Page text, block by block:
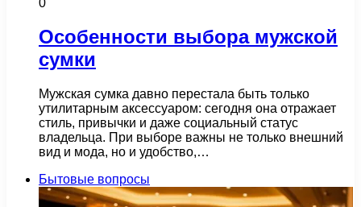
Особенности выбора мужской
сумки
Мужская сумка давно перестала быть только
утилитарным аксессуаром: сегодня она отражает
стиль, привычки и даже социальный статус
владельца. При выборе важны не только внешний
вид и мода, но и удобство,…
Бытовые вопросы